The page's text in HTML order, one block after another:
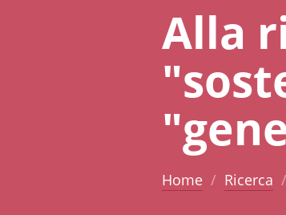
Alla
Home Ricerca